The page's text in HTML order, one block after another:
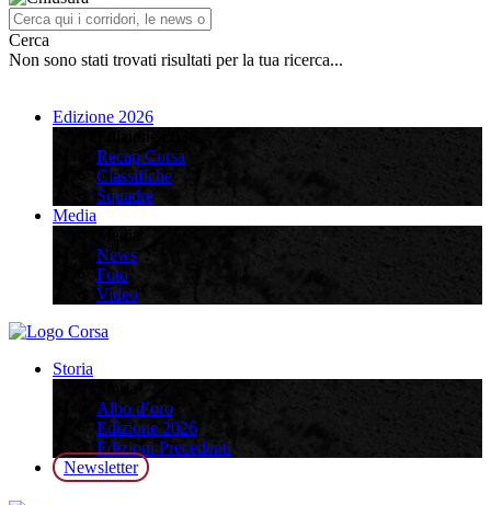
Cerca
Non sono stati trovati risultati per la tua ricerca...
Edizione 2026
Recap Corsa
Classifiche
Squadre
Media
News
Foto
Video
Storia
Albo d’oro
Edizione 2026
Edizioni Precedenti
Newsletter